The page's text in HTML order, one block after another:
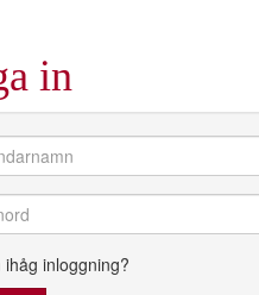
in
ihåg inloggning?